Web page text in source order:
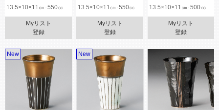
13.5×10×11㎝･550㏄
13.5×10×11㎝･550㏄ 13.5×10×11㎝･500㏄
Myリスト
登録
Myリスト
登録
Myリスト
登録
New New